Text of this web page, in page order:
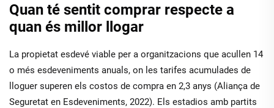
Quan té sentit comprar respecte a
quan és millor llogar
La propietat esdevé viable per a organitzacions que acullen 14
o més esdeveniments anuals, on les tarifes acumulades de
lloguer superen els costos de compra en 2,3 anys (Aliança de
Seguretat en Esdeveniments, 2022). Els estadios amb partits